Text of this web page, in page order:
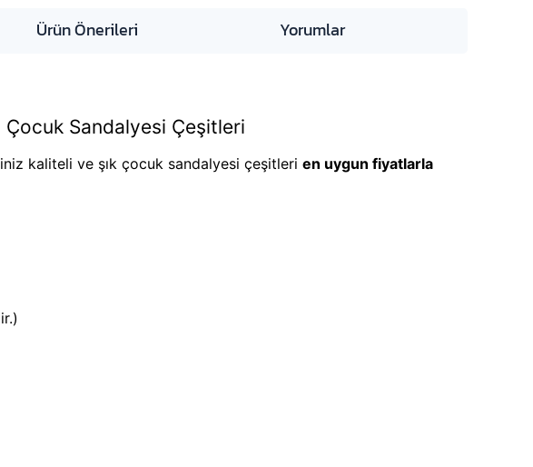
Ürün Önerileri Yorumlar
Çocuk Sandalyesi Çeşitleri
kaliteli ve şık çocuk sandalyesi çeşitleri en uygun fiyatlarla